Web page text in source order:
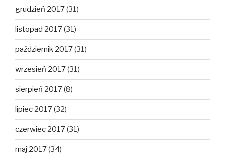
grudzień 2017(31)
listopad 2017(31)
październik 2017(31)
wrzesień 2017(31)
sierpień 2017(8)
lipiec 2017(32)
czerwiec 2017(31)
maj 2017(34)